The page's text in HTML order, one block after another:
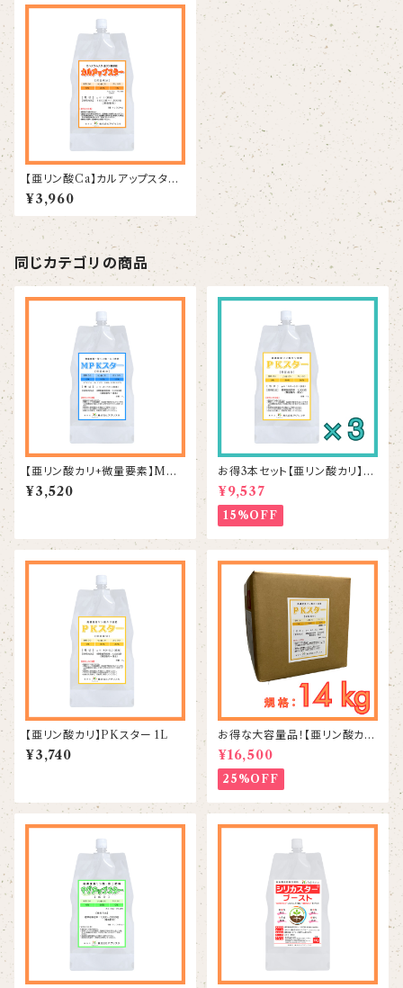
【亜リン酸Ca】カルアップスター
1L
¥3,960
同じカテゴリの商品
【亜リン酸カリ+微量要素】MPK
スター 1L
¥3,520
お得3本セット【亜リン酸カリ】P
Kスター 1L×3本
¥9,537
15%OFF
【亜リン酸カリ】PKスター 1L
¥3,740
お得な大容量品！【亜リン酸カ
リ】PKスター 14kg
¥16,500
25%OFF